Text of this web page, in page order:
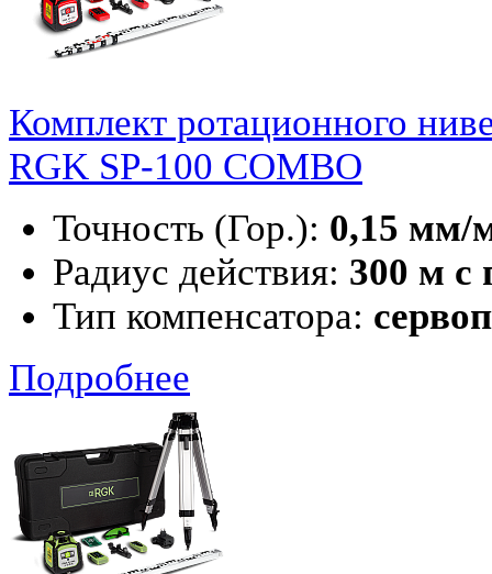
Комплект ротационного
RGK SP-100 COMBO
Точность (Гор.): 0,15 мм/
Радиус действия: 300 м с
Тип компенсатора:
Подробнее